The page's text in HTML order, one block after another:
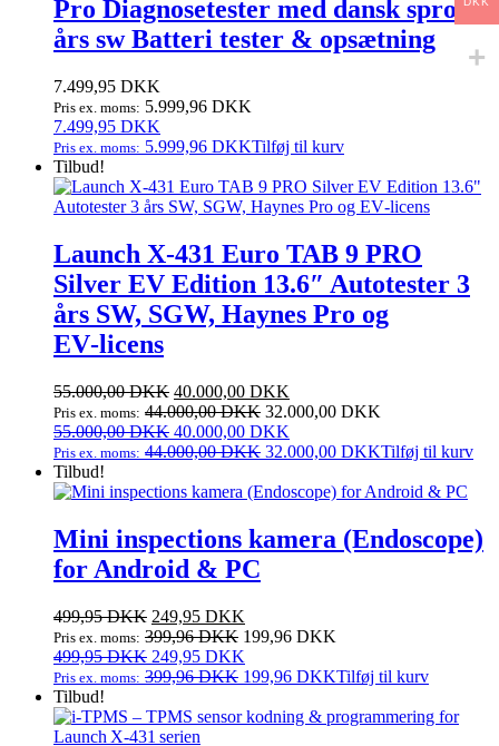
Pro Diagnosetester med dansk sprog 2
års sw Batteri tester & opsætning
7.499,95 DKK
Pris ex. moms: 5.999,96 DKK
7.499,95 DKK
Pris ex. moms: 5.999,96 DKKTilføj til kurv
Tilbud!
Launch X‑431 Euro TAB 9 PRO
Silver EV Edition 13.6″ Autotester 3
års SW, SGW, Haynes Pro og
EV‑licens
55.000,00DKK Den
oprindelige
pris
var:
40.000,00 DKK
aktuelle
er:
Pris ex. moms: 44.000,00DKK 32.000,00 DKK
55.000,00DKK Den
oprindelige
var:
40.000,00 DKK
aktuelle
er:
Pris ex. moms: 44.000,00DKK 32.000,00 DKKTilføj til kurv
Tilbud!
Mini inspections kamera (Endoscope)
for Android & PC
499,95DKK Den
oprindelige
pris
var:
249,95 DKK
aktuelle
er:
Pris ex. moms: 399,96DKK 199,96 DKK
499,95DKK Den
oprindelige
var:
499,95 DKK.
249,95 DKK
aktuelle
er:
Pris ex. moms: 399,96DKK 199,96 DKKTilføj til kurv
Tilbud!